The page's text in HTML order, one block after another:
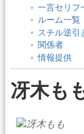
一言セリフ
ルーム一覧
スチル逆引
関係者
情報提供
冴木も